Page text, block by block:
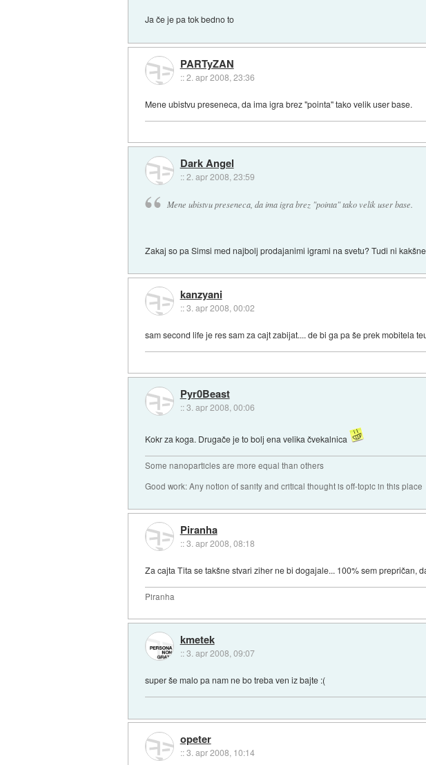
Ja če je pa tok bedno to
PARTyZAN
::2. apr 2008, 23:36
Mene ubistvu preseneca, da ima igra brez "pointa" tako velik user base.
Dark Angel
::2. apr 2008, 23:59
Mene ubistvu preseneca, da ima igra brez "pointa" tako velik user base.
Zakaj so pa Simsi med najbolj prodajanimi igrami na svetu? Tudi ni
kanzyani
::3. apr 2008, 00:02
sam second life je res sam za cajt zabijat.... de bi ga pa še prek mobitela
Pyr0Beast
::3. apr 2008, 00:06
Kokr za koga. Drugače je to bolj ena velika čvekalnica
Some nanoparticles are more equal than others
Good work: Any notion of sanity and critical thought is off-topic in this place
Piranha
::3. apr 2008, 08:18
Za cajta Tita se takšne stvari ziher ne bi dogajale... 100% sem prepričan,
Piranha
kmetek
::3. apr 2008, 09:07
super še malo pa nam ne bo treba ven iz bajte :(
opeter
::3. apr 2008, 10:14